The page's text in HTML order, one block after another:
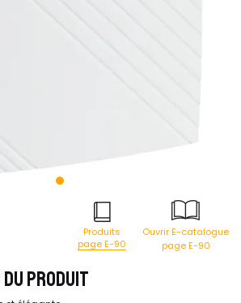
Produits
page E-90
Ouvrir E-catalogue
page E-90
PRODUIT